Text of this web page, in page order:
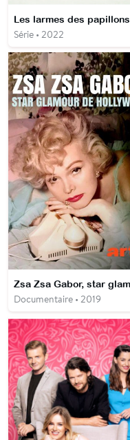
Les larmes des papillons
Série • 2022
Documentaire • 2019